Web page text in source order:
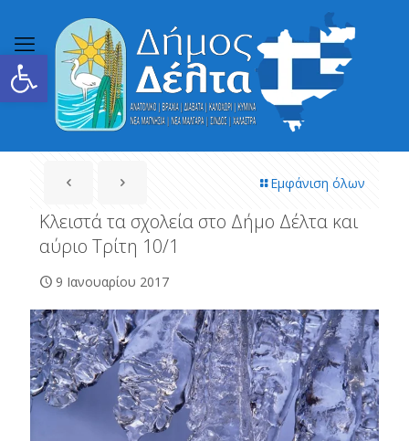
Ανοίξτε τη γραμμή εργαλείων
Εμφάνιση όλων
Κλειστά τα σχολεία στο Δήμο Δέλτα και
αύριο Τρίτη 10/1
9 Ιανουαρίου 2017